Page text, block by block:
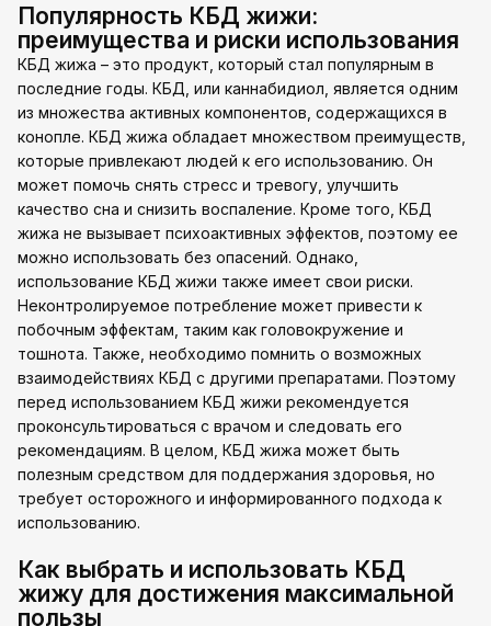
Популярность КБД жижи:
преимущества и риски использования
КБД жижа – это продукт, который стал популярным в
последние годы. КБД, или каннабидиол, является одним
из множества активных компонентов, содержащихся в
конопле. КБД жижа обладает множеством преимуществ,
которые привлекают людей к его использованию. Он
может помочь снять стресс и тревогу, улучшить
качество сна и снизить воспаление. Кроме того, КБД
жижа не вызывает психоактивных эффектов, поэтому ее
можно использовать без опасений. Однако,
использование КБД жижи также имеет свои риски.
Неконтролируемое потребление может привести к
побочным эффектам, таким как головокружение и
тошнота. Также, необходимо помнить о возможных
взаимодействиях КБД с другими препаратами. Поэтому
перед использованием КБД жижи рекомендуется
проконсультироваться с врачом и следовать его
рекомендациям. В целом, КБД жижа может быть
полезным средством для поддержания здоровья, но
требует осторожного и информированного подхода к
использованию.
Как выбрать и использовать КБД
жижу для достижения максимальной
пользы